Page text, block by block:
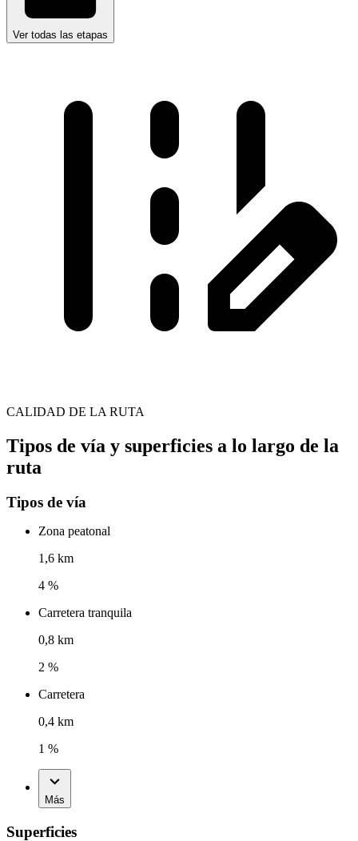
Ver todas las etapas
CALIDAD DE LA RUTA
Tipos de vía y superficies a lo largo de la
ruta
Tipos de vía
Zona peatonal
1,6 km
4 %
Carretera tranquila
0,8 km
2 %
Carretera
0,4 km
1 %
Más
Superficies